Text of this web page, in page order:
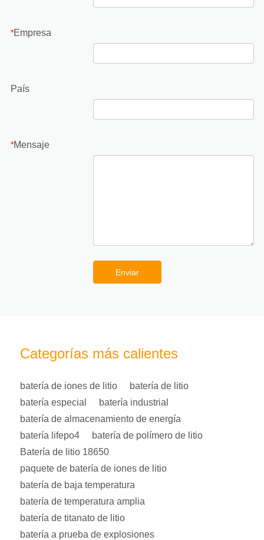
*Empresa
País
*Mensaje
Enviar
Categorías más calientes
batería de iones de litio
batería de litio
batería especial
batería industrial
batería de almacenamiento de energía
batería lifepo4
batería de polímero de litio
Batería de litio 18650
paquete de batería de iones de litio
batería de baja temperatura
batería de temperatura amplia
batería de titanato de litio
batería a prueba de explosiones